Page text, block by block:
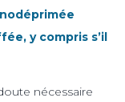
y compris s’il
nécessaire